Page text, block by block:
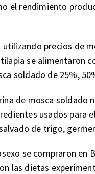
el rendimiento
precios de
se alimentaron
soldado de 25%,
de mosca soldado
usados para
de trigo,
se compraron en
las dietas